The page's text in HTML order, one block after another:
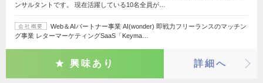
ンサルタントです。 現在活躍している10名全員が…
会社概要
Web＆AIパートナー事業 AI(wonder) 即戦力フリーランスのマッチン
グ事業 レターマーケティングSaaS「Keyma…
興味あり 詳細へ